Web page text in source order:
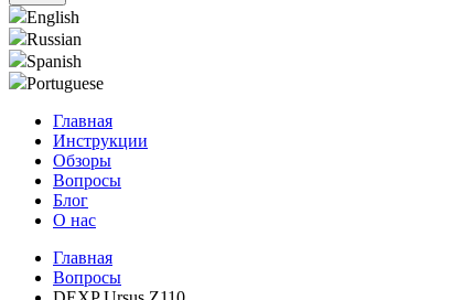
English
Russian
Spanish
Portuguese
Главная
Инструкции
Обзоры
Вопросы
Блог
О нас
Главная
Вопросы